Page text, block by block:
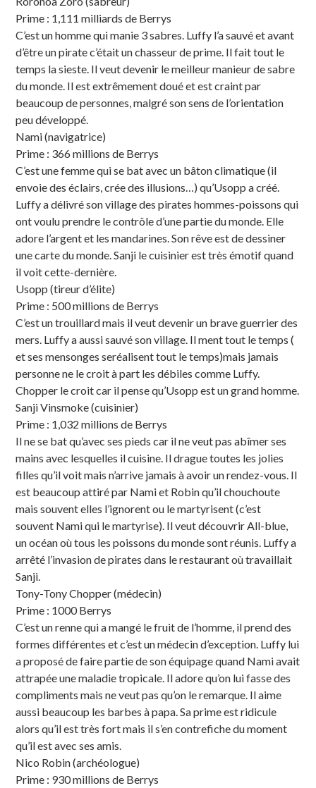
Prime : 1,111 milliards de Berrys
C’est un homme qui manie 3 sabres. Luffy l’a sauvé et avant
d’être un pirate c’était un chasseur de prime. Il fait tout le
temps la sieste. Il veut devenir le meilleur manieur de sabre
du monde. Il est extrêmement doué et est craint par
beaucoup de personnes, malgré son sens de l’orientation
peu développé.
Nami (navigatrice)
Prime : 366 millions de Berrys
C’est une femme qui se bat avec un bâton climatique (il
envoie des éclairs, crée des illusions…) qu’Usopp a créé.
Luffy a délivré son village des pirates hommes-poissons qui
ont voulu prendre le contrôle d’une partie du monde. Elle
adore l’argent et les mandarines. Son rêve est de dessiner
une carte du monde. Sanji le cuisinier est très émotif quand
il voit cette-dernière.
Usopp (tireur d’élite)
Prime : 500 millions de Berrys
C’est un trouillard mais il veut devenir un brave guerrier des
mers. Luffy a aussi sauvé son village. Il ment tout le temps (
et ses mensonges seréalisent tout le temps)mais jamais
personne ne le croit à part les débiles comme Luffy.
Chopper le croit car il pense qu’Usopp est un grand homme.
Sanji Vinsmoke (cuisinier)
Prime : 1,032 millions de Berrys
Il ne se bat qu’avec ses pieds car il ne veut pas abîmer ses
mains avec lesquelles il cuisine. Il drague toutes les jolies
filles qu’il voit mais n’arrive jamais à avoir un rendez-vous. Il
est beaucoup attiré par Nami et Robin qu’il chouchoute
mais souvent elles l’ignorent ou le martyrisent (c’est
souvent Nami qui le martyrise). Il veut découvrir All-blue,
un océan où tous les poissons du monde sont réunis. Luffy a
arrêté l’invasion de pirates dans le restaurant où travaillait
Sanji.
Tony-Tony Chopper (médecin)
Prime : 1000 Berrys
C’est un renne qui a mangé le fruit de l’homme, il prend des
formes différentes et c’est un médecin d’exception. Luffy lui
a proposé de faire partie de son équipage quand Nami avait
attrapée une maladie tropicale. Il adore qu’on lui fasse des
compliments mais ne veut pas qu’on le remarque. Il aime
aussi beaucoup les barbes à papa. Sa prime est ridicule
alors qu’il est très fort mais il s’en contrefiche du moment
qu’il est avec ses amis.
Nico Robin (archéologue)
Prime : 930 millions de Berrys